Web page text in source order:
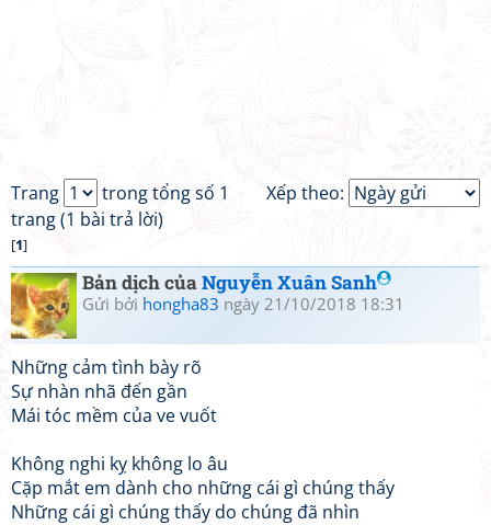
Xếp theo:
Trang
trong tổng số 1
trang (1 bài trả lời)
[1]
Bản dịch củaNguyễn Xuân Sanh
Gửi bởi hongha83 ngày 21/10/2018 18:31
Những cảm tình bày rõ
Sự nhàn nhã đến gần
Mái tóc mềm của ve vuốt
Không nghi kỵ không lo âu
Cặp mắt em dành cho những cái gì chúng thấy
Những cái gì chúng thấy do chúng đã nhìn